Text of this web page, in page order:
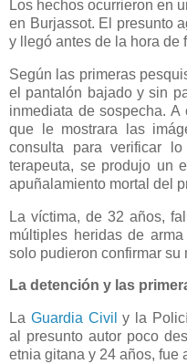
Los hechos ocurrieron en
en Burjassot. El presunto
y llegó antes de la hora de
Según las primeras
el pantalón bajado y sin
inmediata de sospecha.
que le mostrara las
consulta para verificar
terapeuta, se produjo un
apuñalamiento mortal del
La víctima, de 32 años,
múltiples heridas de
solo pudieron confirmar su
La detención y las
La Guardia Civil y la
al presunto autor poco
etnia gitana y 24 años, fue